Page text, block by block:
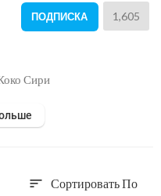
ПОДПИСКА 1,605
Сири
sort Сортировать По